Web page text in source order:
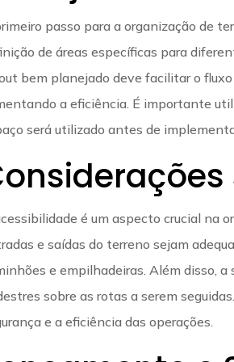
passo para a organização de
de áreas específicas para
bem planejado deve facilitar o
a eficiência. É importante
será utilizado antes de
é um aspecto crucial na
e saídas do terreno sejam
e empilhadeiras. Além disso,
sobre as rotas a serem
e a eficiência das operações.